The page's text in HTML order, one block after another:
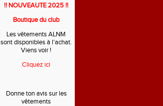
!! NOUVEAUTE 2025 !!
Boutique du club
Les vêtements ALNM
sont disponibles à l'achat.
Viens voir !
Cliquez ici
Donne ton avis sur les
vêtements